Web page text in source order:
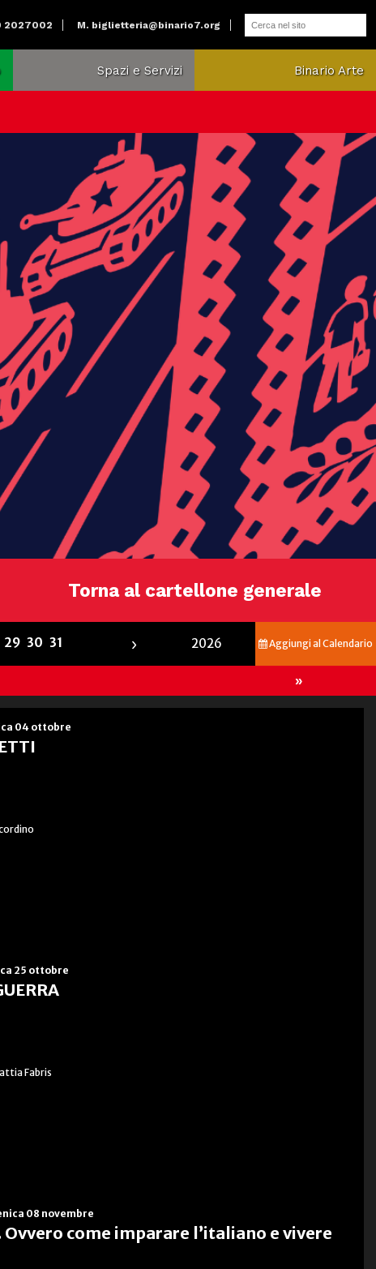
2027002 M. biglietteria@binario7.org
Spazi e Servizi Binario Arte
Torna al cartellone generale
29 30 31 › 2026 Aggiungi al Calendario
»
04 ottobre
25 ottobre
Fabris
08 novembre
Ovvero come imparare l’italiano e vivere